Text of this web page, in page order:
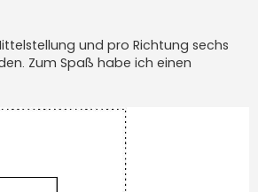
und pro Richtung sechs
Zum Spaß habe ich einen